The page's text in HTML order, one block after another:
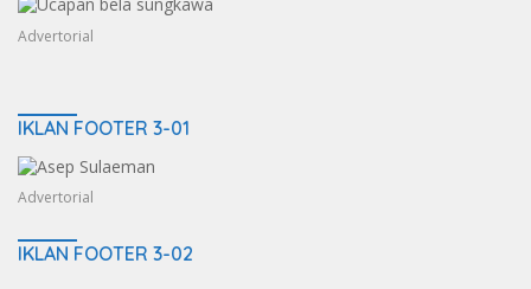
Advertorial
IKLAN FOOTER 3-01
Advertorial
IKLAN FOOTER 3-02